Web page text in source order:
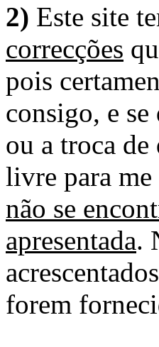
2) Este site
correcções
pois
consigo, e
ou a troca
livre para
não se
apresentada.
forem